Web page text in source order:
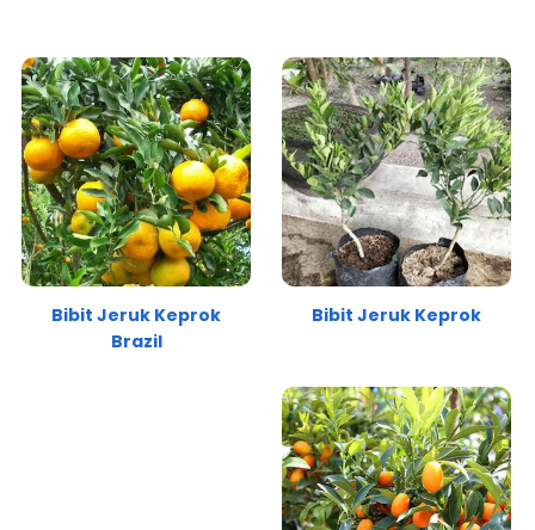
Bibit Jeruk Keprok
Brazil
Bibit Jeruk Keprok